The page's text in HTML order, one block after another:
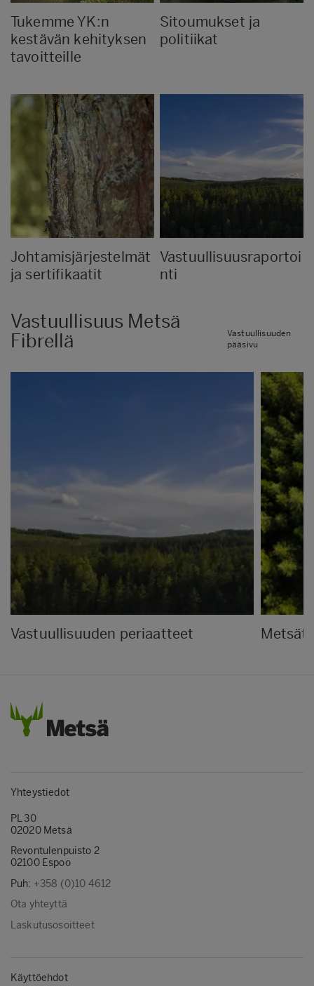
Tukemme YK:n
kestävän kehityksen
tavoitteille
Sitoumukset ja
politiikat
Johtamisjärjestelmät
ja sertifikaatit
Vastuullisuusraportoi
nti
Vastuullisuus Metsä
Fibrellä
Vastuullisuuden
pääsivu
Vastuullisuuden periaatteet Metsät
Yhteystiedot
PL 30
02020 Metsä
Revontulenpuisto 2
02100 Espoo
Puh: +358 (0)10 4612
Ota yhteyttä
Laskutusosoitteet
Käyttöehdot